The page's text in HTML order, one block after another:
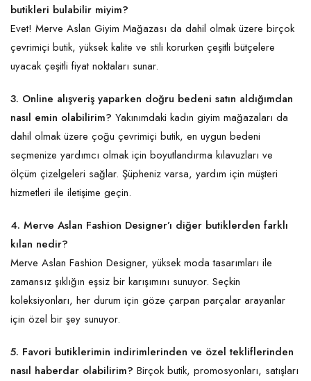
butikleri bulabilir miyim?
Evet! Merve Aslan Giyim Mağazası da dahil olmak üzere birçok
çevrimiçi butik, yüksek kalite ve stili korurken çeşitli bütçelere
uyacak çeşitli fiyat noktaları sunar.
3. Online alışveriş yaparken doğru bedeni satın aldığımdan
nasıl emin olabilirim? Yakınımdaki kadın giyim mağazaları da
dahil olmak üzere çoğu çevrimiçi butik, en uygun bedeni
seçmenize yardımcı olmak için boyutlandırma kılavuzları ve
ölçüm çizelgeleri sağlar. Şüpheniz varsa, yardım için müşteri
hizmetleri ile iletişime geçin.
4. Merve Aslan Fashion Designer’ı diğer butiklerden farklı
kılan nedir?
Merve Aslan Fashion Designer, yüksek moda tasarımları ile
zamansız şıklığın eşsiz bir karışımını sunuyor. Seçkin
koleksiyonları, her durum için göze çarpan parçalar arayanlar
için özel bir şey sunuyor.
5. Favori butiklerimin indirimlerinden ve özel tekliflerinden
nasıl haberdar olabilirim? Birçok butik, promosyonları, satışları